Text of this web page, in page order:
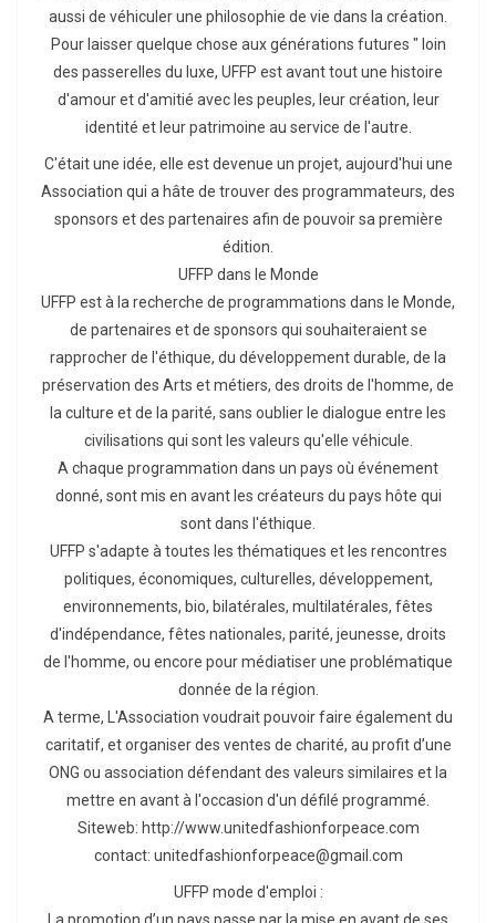
aussi de véhiculer une philosophie de vie dans la création.
Pour laisser quelque chose aux générations futures " loin
des passerelles du luxe, UFFP est avant tout une histoire
d'amour et d'amitié avec les peuples, leur création, leur
identité et leur patrimoine au service de l'autre.
C'était une idée, elle est devenue un projet, aujourd'hui une
Association qui a hâte de trouver des programmateurs, des
sponsors et des partenaires afin de pouvoir sa première
édition.
UFFP dans le Monde
UFFP est à la recherche de programmations dans le Monde,
de partenaires et de sponsors qui souhaiteraient se
rapprocher de l'éthique, du développement durable, de la
préservation des Arts et métiers, des droits de l'homme, de
la culture et de la parité, sans oublier le dialogue entre les
civilisations qui sont les valeurs qu'elle véhicule.
A chaque programmation dans un pays où événement
donné, sont mis en avant les créateurs du pays hôte qui
sont dans l'éthique.
UFFP s'adapte à toutes les thématiques et les rencontres
politiques, économiques, culturelles, développement,
environnements, bio, bilatérales, multilatérales, fêtes
d'indépendance, fêtes nationales, parité, jeunesse, droits
de l'homme, ou encore pour médiatiser une problématique
donnée de la région.
A terme, L'Association voudrait pouvoir faire également du
caritatif, et organiser des ventes de charité, au profit d’une
ONG ou association défendant des valeurs similaires et la
mettre en avant à l'occasion d'un défilé programmé.
Siteweb: http://www.unitedfashionforpeace.com
contact: unitedfashionforpeace@gmail.com
UFFP mode d'emploi :